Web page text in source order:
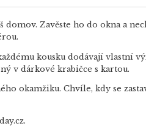
Zavěste ho do okna a
kousku dodávají vlastní
v dárkové krabičce s kartou.
okamžiku. Chvíle, kdy se